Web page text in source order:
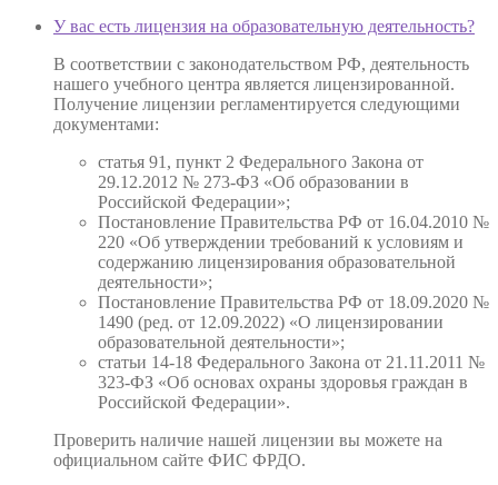
У вас есть лицензия на образовательную деятельность?
В соответствии с законодательством РФ, деятельность
нашего учебного центра является лицензированной.
Получение лицензии регламентируется следующими
документами:
статья 91, пункт 2 Федерального Закона от
29.12.2012 № 273-ФЗ «Об образовании в
Российской Федерации»;
Постановление Правительства РФ от 16.04.2010 №
220 «Об утверждении требований к условиям и
содержанию лицензирования образовательной
деятельности»;
Постановление Правительства РФ от 18.09.2020 №
1490 (ред. от 12.09.2022) «О лицензировании
образовательной деятельности»;
статьи 14-18 Федерального Закона от 21.11.2011 №
323-ФЗ «Об основах охраны здоровья граждан в
Российской Федерации».
Проверить наличие нашей лицензии вы можете на
официальном сайте ФИС ФРДО.